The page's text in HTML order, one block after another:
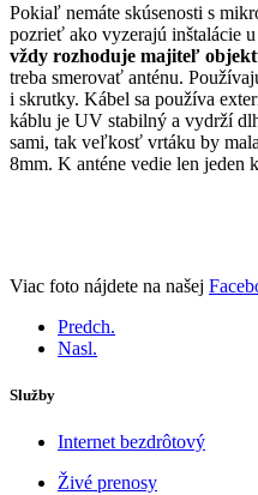
Pokiaľ nemáte skúsenosti s
pozrieť ako vyzerajú inštalácie
vždy rozhoduje majiteľ
treba smerovať anténu.
i skrutky. Kábel sa používa
káblu je UV stabilný a vydrží
sami, tak veľkosť vrtáku by
8mm. K anténe vedie len jeden
Viac foto nájdete na našej
Predch.
Nasl.
Služby
Internet bezdrôtový
Živé prenosy